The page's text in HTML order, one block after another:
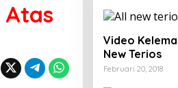
Video
New Terios
Februari 20, 2018